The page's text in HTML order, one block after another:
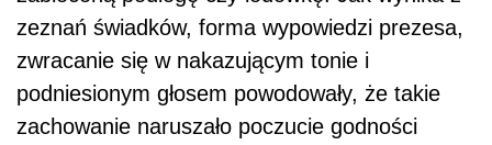
zeznań świadków, forma wypowiedzi prezesa,
zwracanie się w nakazującym tonie i
podniesionym głosem powodowały, że takie
zachowanie naruszało poczucie godności